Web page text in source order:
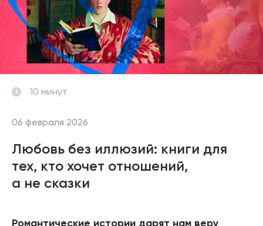
06 февраля 2026
10 минут
Любовь без иллюзий: книги для
тех, кто хочет отношений,
а не сказки
Романтические истории дарят нам веру